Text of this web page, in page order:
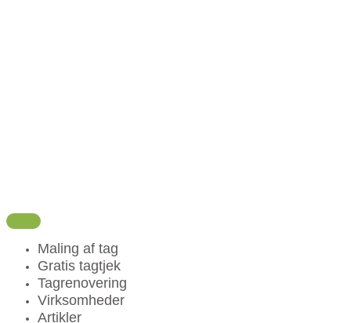
Maling af tag
Gratis tagtjek
Tagrenovering
Virksomheder
Artikler